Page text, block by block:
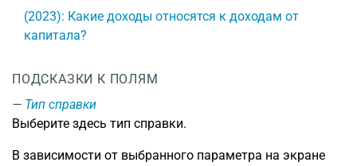
(2023): Какие доходы относятся к доходам от
капитала?
ПОДСКАЗКИ К ПОЛЯМ
Тип справки
Выберите здесь тип справки.
В зависимости от выбранного параметра на экране